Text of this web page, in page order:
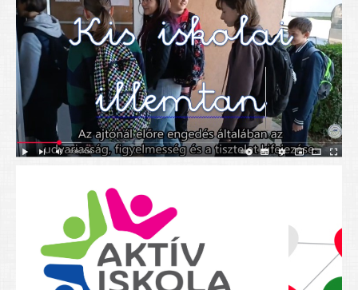
Tanév rendje
Étkezés befizetése
Étlap
eKréta
Diákigazolvány igénylése
Mindennapos testnevelés
Tartós tankönyvek
Nyolcadikosainknak
Kréta szülői segédlet
Felsős taneszközlista